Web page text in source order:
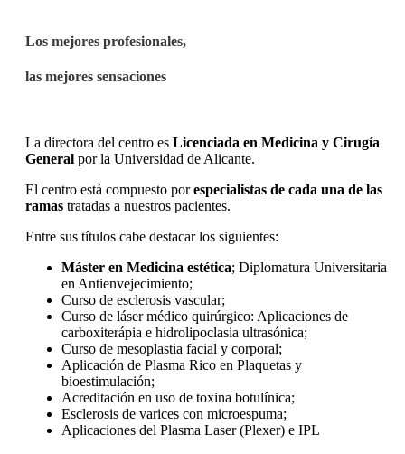
Los mejores profesionales,
las mejores sensaciones
La directora del centro es Licenciada en Medicina y Cirugía
General por la Universidad de Alicante.
El centro está compuesto porespecialistas de cada una de las
ramas tratadas a nuestros pacientes.
Entre sus títulos cabe destacar los siguientes:
Máster en Medicina estética; Diplomatura Universitaria
en Antienvejecimiento;
Curso de esclerosis vascular;
Curso de láser médico quirúrgico: Aplicaciones de
carboxiterápia e hidrolipoclasia ultrasónica;
Curso de mesoplastia facial y corporal;
Aplicación de Plasma Rico en Plaquetas y
bioestimulación;
Acreditación en uso de toxina botulínica;
Esclerosis de varices con microespuma;
Aplicaciones del Plasma Laser (Plexer) e IPL